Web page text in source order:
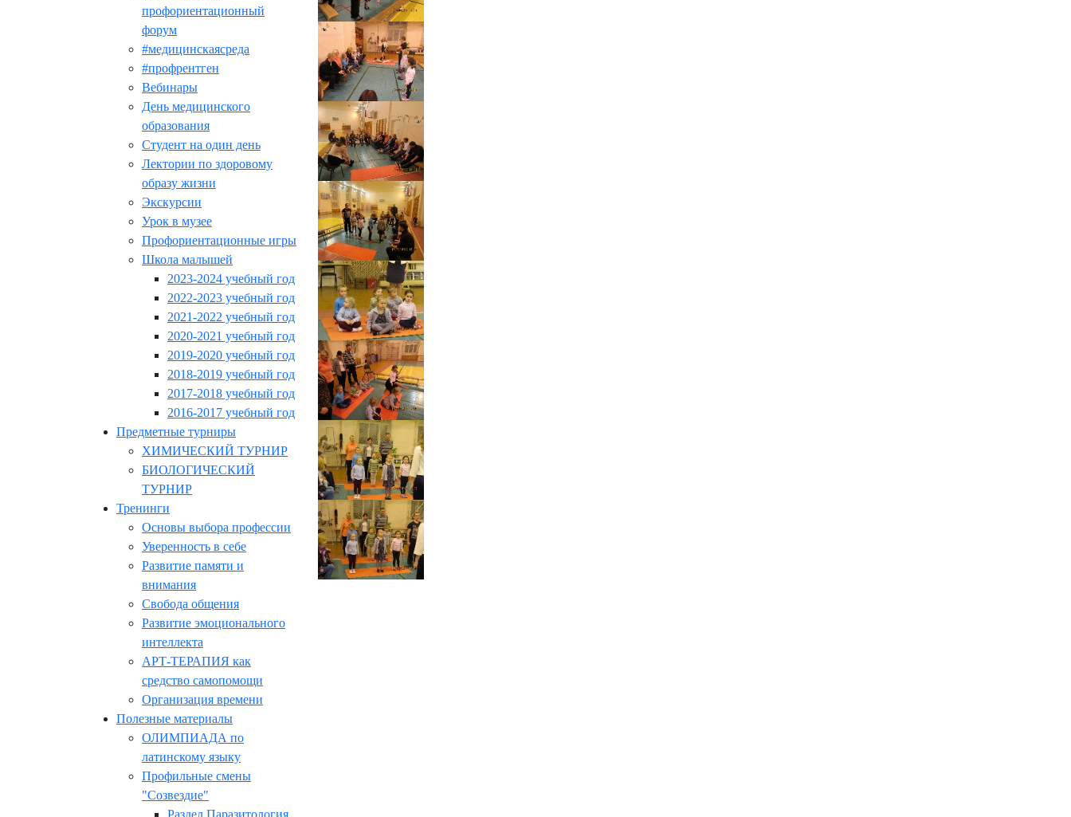
профориентационный
форум
#медицинскаясреда
#профрентген
Вебинары
День медицинского
образования
Студент на один день
Лектории по здоровому
образу жизни
Экскурсии
Урок в музее
Профориентационные игры
Школа малышей
2023-2024 учебный год
2022-2023 учебный год
2021-2022 учебный год
2020-2021 учебный год
2019-2020 учебный год
2018-2019 учебный год
2017-2018 учебный год
2016-2017 учебный год
Предметные турниры
ХИМИЧЕСКИЙ ТУРНИР
БИОЛОГИЧЕСКИЙ
ТУРНИР
Тренинги
Основы выбора профессии
Уверенность в себе
Развитие памяти и
внимания
Свобода общения
Развитие эмоционального
интеллекта
АРТ-ТЕРАПИЯ как
средство самопомощи
Организация времени
Полезные материалы
ОЛИМПИАДА по
латинскому языку
Профильные смены
"Созвездие"